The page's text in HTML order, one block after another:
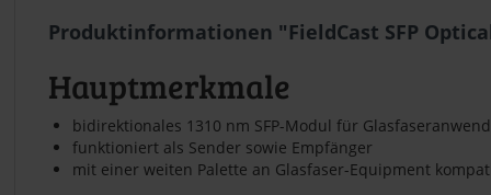
Produktinformationen "FieldCast SFP
Hauptmerkmale
bidirektionales 1310 nm SFP-Modul für
funktioniert als Sender sowie Empfänger
mit einer weiten Palette an Glasfaser-Equipment